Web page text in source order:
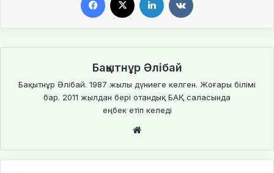
Бақытнұр Әлібай
Бақытнұр Әлібай. 1987 жылы дүниеге келген. Жоғары білімі
бар. 2011 жылдан бері отандық БАҚ саласында
еңбек етіп келеді
te